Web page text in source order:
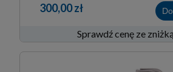
300,00 zł
Sprawdź cenę ze